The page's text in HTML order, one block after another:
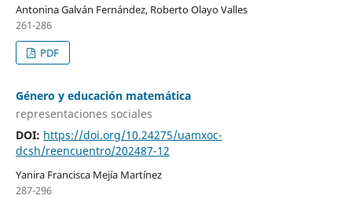
Antonina Galván Fernández, Roberto Olayo Valles
261-286
PDF
Género y educación matemática
representaciones sociales
DOI: https://doi.org/10.24275/uamxoc-
dcsh/reencuentro/202487-12
Yanira Francisca Mejía Martínez
287-296